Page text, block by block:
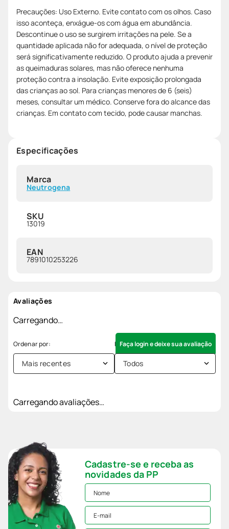
Precauções: Uso Externo. Evite contato com os olhos. Caso
isso aconteça, enxágue-os com água em abundância.
Descontinue o uso se surgirem irritações na pele. Se a
quantidade aplicada não for adequada, o nível de proteção
será significativamente reduzido. O produto ajuda a prevenir
as queimaduras solares, mas não oferece nenhuma
proteção contra a insolação. Evite exposição prolongada
das crianças ao sol. Para crianças menores de 6 (seis)
meses, consultar um médico. Conserve fora do alcance das
crianças. Em contato com tecido, pode causar manchas.
Especificações
Marca
Neutrogena
SKU
13019
EAN
7891010253226
Avaliações
Carregando…
Faça login e deixe sua avaliação
Mais recentes Todos
Carregando avaliações…
Cadastre-se e receba as
novidades da PP